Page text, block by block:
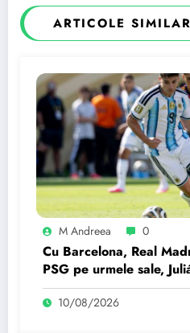
ARTICOLE
M Andreea 0
Cu Barcelona, Real
PSG pe urmele sale,
întoarce la
Atletico Madrid
10/08/2026